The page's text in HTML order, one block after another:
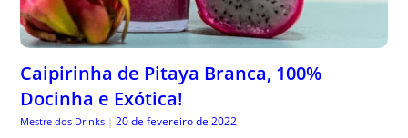
Caipirinha de Pitaya Branca, 100%
Docinha e Exótica!
Mestre dos Drinks | 20 de fevereiro de 2022